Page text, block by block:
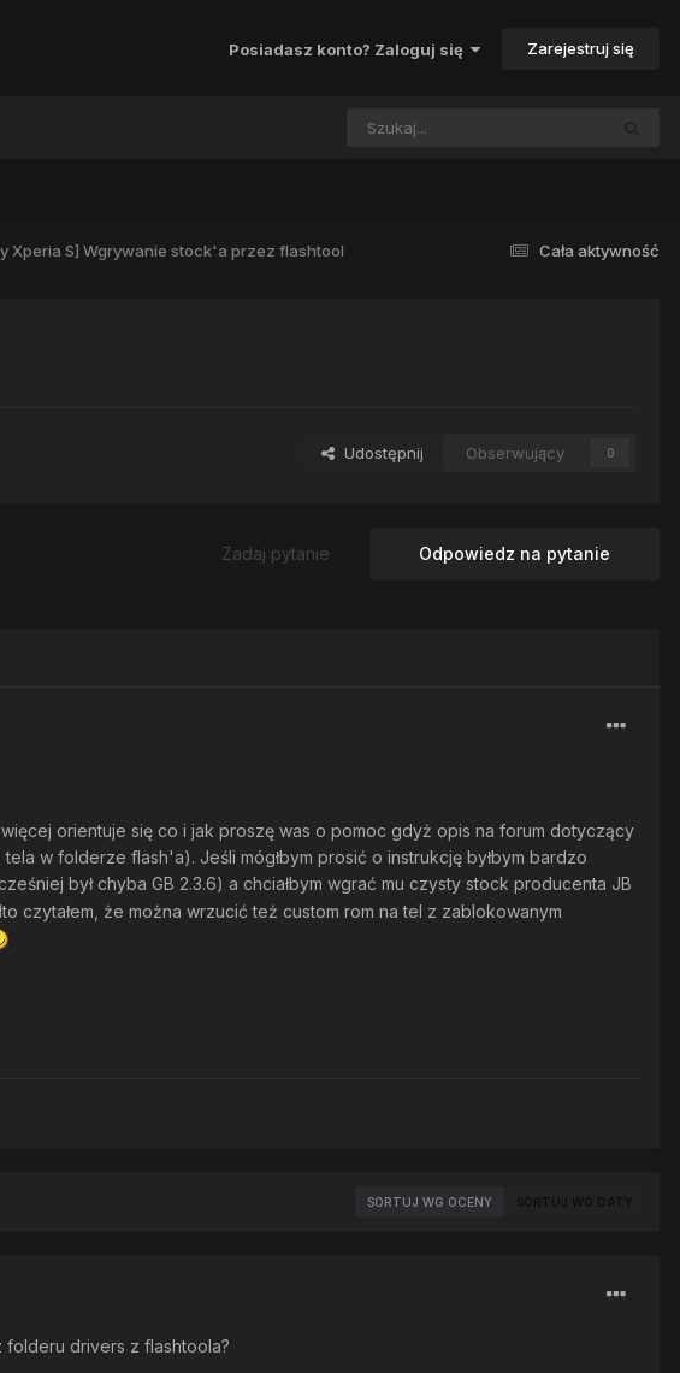
Posiadasz konto? Zaloguj się Zarejestruj się
Cała aktywność
Xperia S] Wgrywanie stock'a przez flashtool
Udostępnij Obserwujący 0
Odpowiedz na pytanie
Zadaj pytanie
orientuje się co i jak proszę was o pomoc gdyż opis na forum dotyczący
w folderze flash'a). Jeśli mógłbym prosić o instrukcję byłbym bardzo
był chyba GB 2.3.6) a chciałbym wgrać mu czysty stock producenta JB
czytałem, że można wrzucić też custom rom na tel z zablokowanym
SORTUJ WG OCENY SORTUJ WG DATY
drivers z flashtoola?